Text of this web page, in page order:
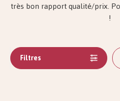
très bon rapport qualité/prix.
!
Filtres